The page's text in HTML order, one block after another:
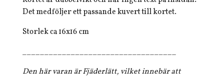
Det medföljer ett passande kuvert till kortet.
Storlek ca 16x16 cm
___________________________________
Den här varan är Fjäderlätt, vilket innebär att